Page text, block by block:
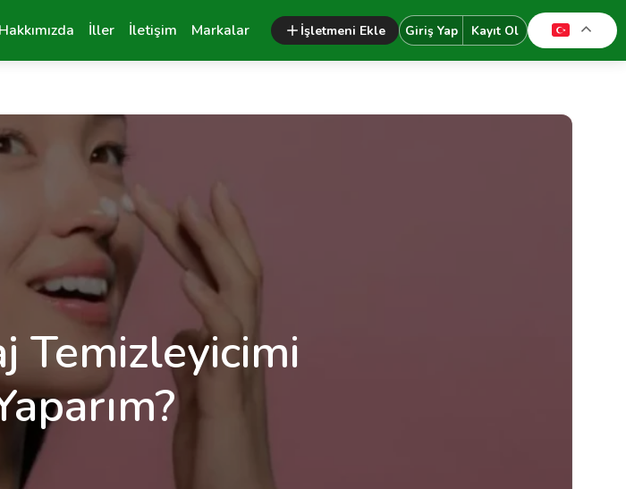
Hakkımızda İller İletişim Markalar İşletmeni Ekle Giriş Yap Kayıt Ol
Temizleyicimi